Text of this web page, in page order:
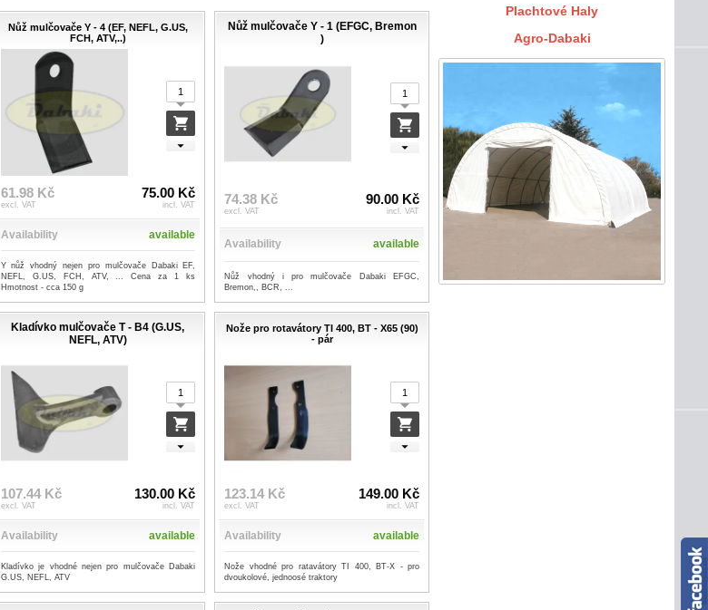
Plachtové Haly
Agro-Dabaki
Nůž mulčovače Y - 4 (EF, NEFL, G.US,
FCH, ATV,..)
61.98 Kč
excl. VAT
75.00 Kč
incl. VAT
Availability available
Y nůž vhodný nejen pro mulčovače Dabaki EF,
NEFL, G.US, FCH, ATV, ... Cena za 1 ks
Hmotnost - cca 150 g
Nůž mulčovače Y - 1 (EFGC, Bremon
)
74.38 Kč
excl. VAT
90.00 Kč
incl. VAT
Availability available
Nůž vhodný i pro mulčovače Dabaki EFGC,
Bremon,, BCR, ...
Kladívko mulčovače T - B4 (G.US,
NEFL, ATV)
107.44 Kč
excl. VAT
130.00 Kč
incl. VAT
Availability available
Kladívko je vhodné nejen pro mulčovače Dabaki
G.US, NEFL, ATV
Nože pro rotavátory TI 400, BT - X65 (90)
- pár
123.14 Kč
excl. VAT
149.00 Kč
incl. VAT
Availability available
Nože vhodné pro ratavátory TI 400, BT-X - pro
dvoukolové, jednoosé traktory